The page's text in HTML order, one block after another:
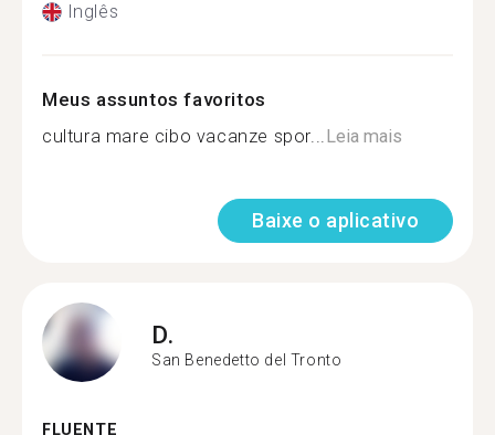
Inglês
Meus assuntos favoritos
cultura mare cibo vacanze spor...Leia mais
Baixe o aplicativo
D.
San Benedetto del Tronto
FLUENTE